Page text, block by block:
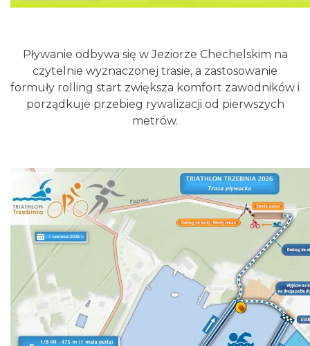
Trojanowicach
Trojanowice
2026-08-22
29.69 km
Alicja Majewska & Włodzimierz Korcz &
Warsaw String Quartet - Jubileusz
Katowice
2026-09-18
29.82 km
Pływanie odbywa się w Jeziorze Chechelskim na
czytelnie wyznaczonej trasie, a zastosowanie
formuły rolling start zwiększa komfort zawodników i
porządkuje przebieg rywalizacji od pierwszych
metrów.